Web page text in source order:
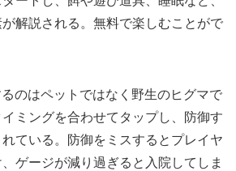
解説される。無料で楽しむことがで
のはペットではなく野生のヒグマで
ミングを合わせてタップし、防御す
ている。防御をミスするとプレイヤ
ゲージが減り過ぎると入院してしま